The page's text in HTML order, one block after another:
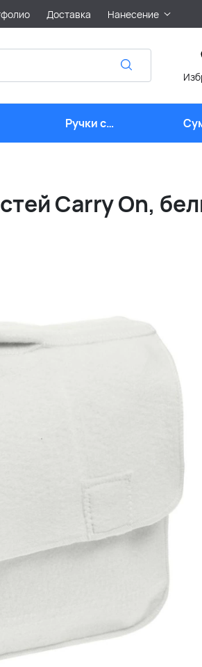
Доставка Нанесение
Ручки с
логотипом
Carry On,